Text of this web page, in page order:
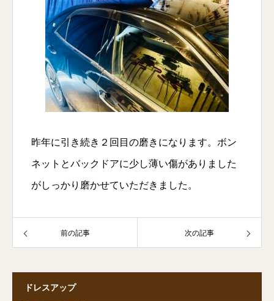
昨年に引き続き２回目の磨きになります。ボン
ネットとバックドアに少し薄い傷がありました
がしっかり磨かせていただきました。
前の記事 次の記事
ドレスアップ